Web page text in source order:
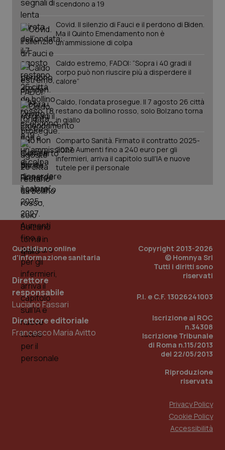
scendono a 19
Covid. Il silenzio di Fauci e il perdono di Biden.
Ma il Quinto Emendamento non è
un’ammissione di colpa
Caldo estremo, FADOI: “Sopra i 40 gradi il
corpo può non riuscire più a disperdere il
calore”
Caldo, l’ondata prosegue. Il 7 agosto 26 città
restano da bollino rosso, solo Bolzano torna
in giallo
Comparto Sanità. Firmato il contratto 2025-
2027. Aumenti fino a 240 euro per gli
infermieri, arriva il capitolo sull'IA e nuove
tutele per il personale
Quotidiano online
d'informazione sanitaria
Direttore
responsabile
Luciano Fassari
Direttore editoriale
Francesco Maria Avitto
Copyright 2013-2026
© Homnya Srl
Tutti i diritti sono
riservati
P.I. e C.F. 13026241003
Iscrizione al ROC
n.34308
Iscrizione Tribunale
di Roma n.115/2013
del 22/05/2013
Riproduzione
riservata
Privacy Policy
Cookie Policy
Accessibilità
tracking-sites-ironfish-
tracking-enable
www.quotidianosanita.it
tracking-sites-ironfish-
session-id
www.quotidianosanita.it